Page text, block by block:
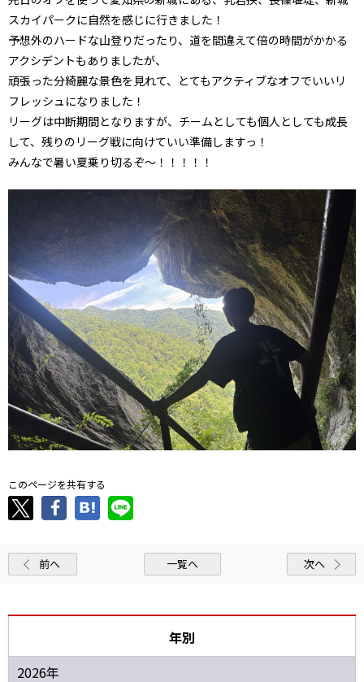
スカイパークに自然を感じに行きました！
予想外のハードな山登りだったり、道を間違えて倍の時間がかかる
アクシデントもありましたが、
頑張った分綺麗な景色を見れて、とてもアクティブなオフでいいリ
フレッシュになりました！
リーグは中断期間となりますが、チームとしても個人としても成長
して、残りのリーグ戦に向けていい準備しますっ！
みんなで暑い夏乗り切るぞ〜！！！！！
このページを共有する
前へ 一覧へ 次へ
年別
2026年